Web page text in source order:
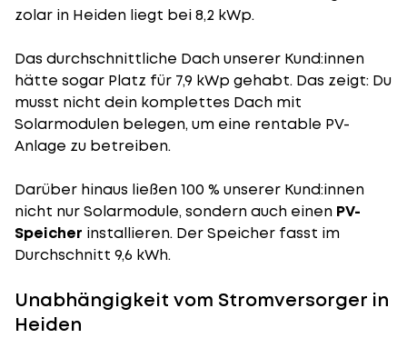
zolar in Heiden liegt bei 8,2 kWp.
Das durchschnittliche Dach unserer Kund:innen
hätte sogar Platz für 7,9 kWp gehabt. Das zeigt: Du
musst nicht dein komplettes Dach mit
Solarmodulen belegen, um eine rentable PV-
Anlage zu betreiben.
Darüber hinaus ließen 100 % unserer Kund:innen
nicht nur Solarmodule, sondern auch einen PV-
Speicher installieren. Der Speicher fasst im
Durchschnitt 9,6 kWh.
Unabhängigkeit vom Stromversorger in
Heiden